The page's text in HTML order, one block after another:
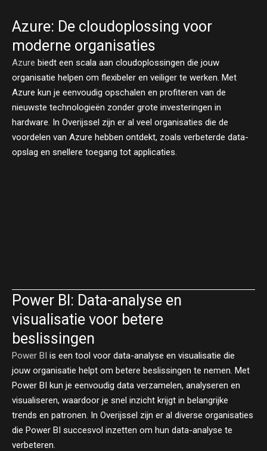
Azure: De cloudoplossing voor
moderne organisaties
Azure biedt een scala aan cloudoplossingen die jouw
organisatie helpen om flexibeler en veiliger te werken. Met
Azure kun je eenvoudig opschalen en profiteren van de
nieuwste technologieën zonder grote investeringen in
hardware. In Overijssel zijn er al veel organisaties die de
voordelen van Azure hebben ontdekt, zoals verbeterde data-
opslag en snellere toegang tot applicaties.
Power BI: Data-analyse en
visualisatie voor betere
beslissingen
Power BI is een tool voor data-analyse en visualisatie die
jouw organisatie helpt om betere beslissingen te nemen. Met
Power BI kun je eenvoudig data verzamelen, analyseren en
visualiseren, waardoor je snel inzicht krijgt in belangrijke
trends en patronen. In Overijssel zijn er al diverse organisaties
die Power BI succesvol inzetten om hun data-analyse te
verbeteren.